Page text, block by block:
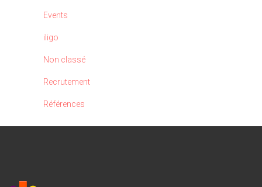
Events
iligo
Non classé
Recrutement
Références